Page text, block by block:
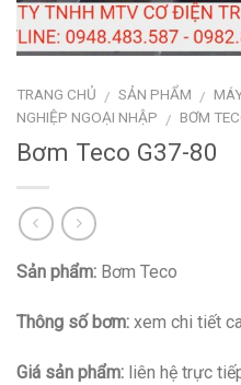
TRANG CHỦ / SẢN PHẨM /
NGHIỆP NGOẠI NHẬP / BƠM
Bơm Teco G37-80
Sản phẩm: Bơm Teco
Thông số bơm: xem chi tiết
Giá sản phẩm: liên hệ trực